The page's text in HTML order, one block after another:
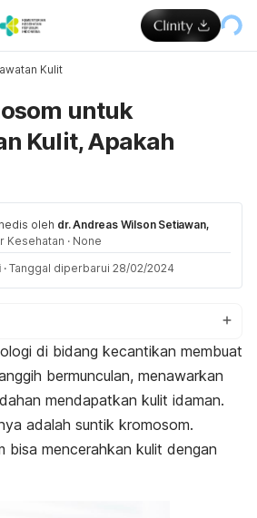
Kulit
untuk
Kulit, Apakah
oleh dr. Andreas Wilson Setiawan,
Kesehatan · None
· Tanggal diperbarui 28/02/2024
di bidang kecantikan membuat
bermunculan, menawarkan
mendapatkan kulit idaman.
adalah suntik kromosom.
bisa mencerahkan kulit dengan